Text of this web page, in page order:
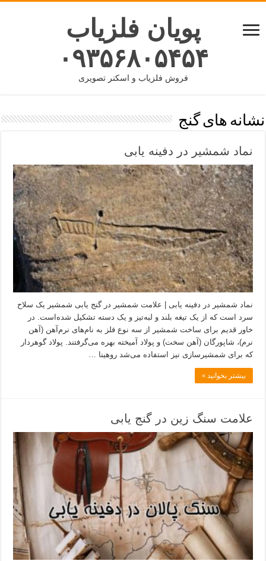
پویان فلزیاب
۰۹۳۵۶۸۰۵۴۵۴
فروش فلزیاب و اسکنر تصویری
نشانه های گنج
نماد شمشیر در دفینه یابی
نماد شمشیر در دفینه یابی | علامت شمشیر در گنج یابی شمشیر یک سلاح
سرد است که از یک تیغه بلند و لبه‌تیز و یک دسته تشکیل شده‌است. در
خاور قدیم برای ساخت شمشیر از سه نوع فلز به نام‌های نرم‌آهن (آهن
نرم)، شاپورگان (آهن سخت) و پولاد آمیخته بهره می‌گرفتند. پولاد گوهردار
که برای شمشیرسازی نیز استفاده می‌شد روهینا …
بیشتر بخوانید »
علامت سنگ زین در گنج یابی